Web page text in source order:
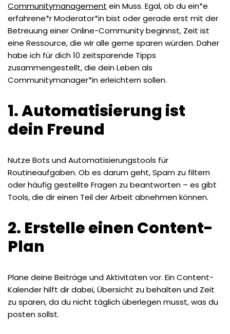
Communitymanagement ein Muss. Egal, ob du ein*e
erfahrene*r Moderator*in bist oder gerade erst mit der
Betreuung einer Online-Community beginnst, Zeit ist
eine Ressource, die wir alle gerne sparen würden. Daher
habe ich für dich 10 zeitsparende Tipps
zusammengestellt, die dein Leben als
Communitymanager*in erleichtern sollen.
1. Automatisierung ist
dein Freund
Nutze Bots und Automatisierungstools für
Routineaufgaben. Ob es darum geht, Spam zu filtern
oder häufig gestellte Fragen zu beantworten – es gibt
Tools, die dir einen Teil der Arbeit abnehmen können.
2. Erstelle einen Content-
Plan
Plane deine Beiträge und Aktivitäten vor. Ein Content-
Kalender hilft dir dabei, Übersicht zu behalten und Zeit
zu sparen, da du nicht täglich überlegen musst, was du
posten sollst.